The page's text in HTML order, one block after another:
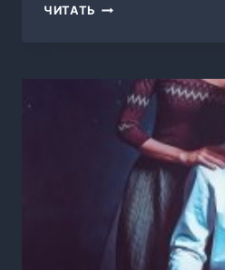
ЧИТАТЬ СВЕТ,